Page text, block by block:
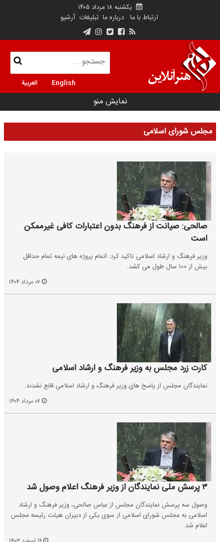
یکشنبه ۱۸ مرداد ۱۴۰۵
ارتباط با ما درباره ما تبلیغات آرشیو
English العربية
نمایش منو
مجلس شورای اسلامی
صالحی: صیانت از فرهنگ بدون اعتبارات کافی غیرممکن
است
وزیر فرهنگ و ارشاد اسلامی تاکید کرد: اتمام پروژه های نیمه تمام حداقل
بیش از ۱۰۰ سال طول می کشد.
کارت زرد مجلس به وزیر فرهنگ و ارشاد اسلامی
نمایندگان مجلس از پاسخ های وزیر فرهنگ و ارشاد اسلامی قانع نشدند.
۳ پرسش ملی نمایندگان از وزیر فرهنگ اعلام وصول شد
وصول سه پرسش نمایندگان مجلس از عباس صالحی، وزیر فرهنگ و ارشاد
اسلامی به مجلس شورای اسلامی از سوی یکی از دبیران هیئت رئیسه مجلس
اعلام شد.